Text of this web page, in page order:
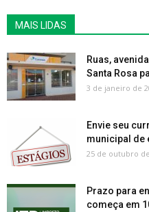
MAIS LIDAS
Ruas,
Santa Rosa
3 de janeiro de
Envie seu
municipal de
25 de outubro
Prazo para
começa em